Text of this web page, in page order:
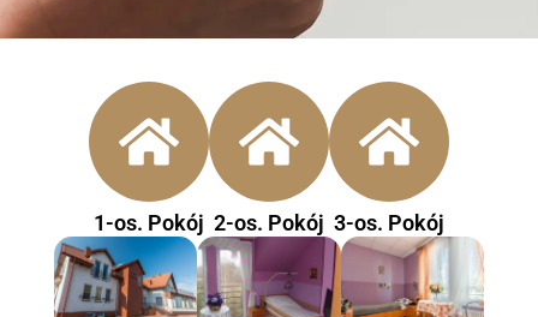
1-os. Pokój 2-os. Pokój 3-os. Pokój